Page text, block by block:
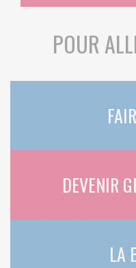
POUR
DEVENIR
LA